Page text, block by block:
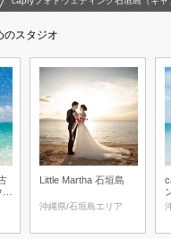
のスタジオ
ェ
Little Martha 石垣島
沖縄県/石垣島エリア